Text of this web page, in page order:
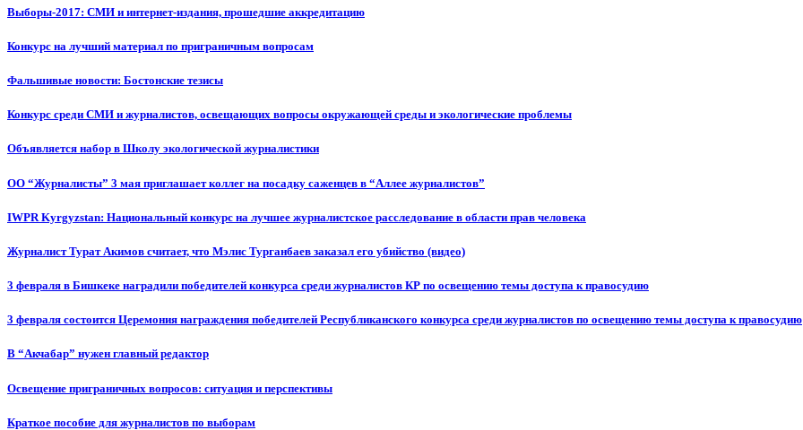
Выборы-2017: СМИ и интернет-издания, прошедшие аккредитацию
Конкурс на лучший материал по приграничным вопросам
Фальшивые новости: Бостонские тезисы
Конкурс среди СМИ и журналистов, освещающих вопросы окружающей среды и экологические проблемы
Объявляется набор в Школу экологической журналистики
ОО “Журналисты” 3 мая приглашает коллег на посадку саженцев в “Аллее журналистов”
IWPR Kyrgyzstan: Национальный конкурс на лучшее журналистское расследование в области прав человека
Журналист Турат Акимов считает, что Мэлис Турганбаев заказал его убийство (видео)
3 февраля в Бишкеке наградили победителей конкурса среди журналистов КР по освещению темы доступа к правосудию
3 февраля состоится Церемония награждения победителей Республиканского конкурса среди журналистов по освещению темы доступа к правосудию
В “Акчабар” нужен главный редактор
Освещение приграничных вопросов: ситуация и перспективы
Краткое пособие для журналистов по выборам